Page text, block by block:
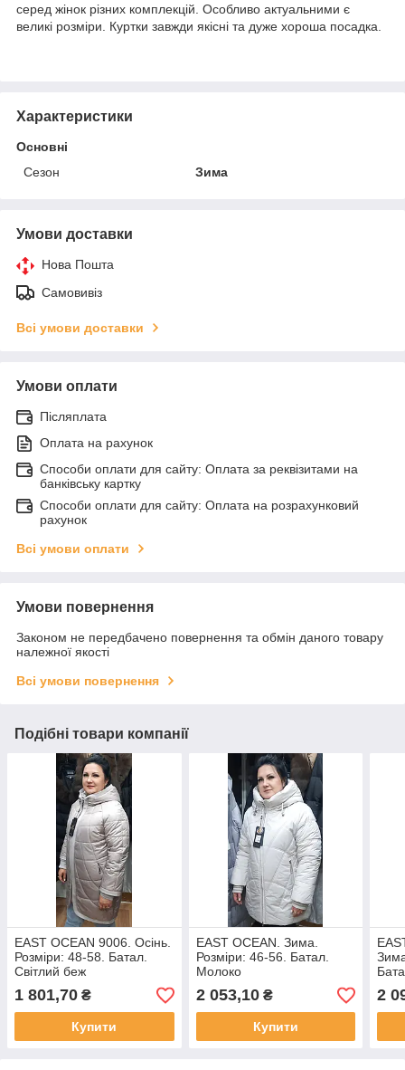
серед жінок різних комплекцій. Особливо актуальними є
великі розміри. Куртки завжди якісні та дуже хороша посадка.
Характеристики
Основні
Сезон
Зима
Умови доставки
Нова Пошта
Самовивіз
Всі умови доставки
Умови оплати
Післяплата
Оплата на рахунок
Способи оплати для сайту: Оплата за реквізитами на
банківську картку
Способи оплати для сайту: Оплата на розрахунковий
рахунок
Всі умови оплати
Умови повернення
Законом не передбачено повернення та обмін даного товару
належної якості
Всі умови повернення
Подібні товари компанії
EAST OCEAN 9006. Осінь.
Розміри: 48-58. Батал.
Світлий беж
1 801,70 ₴
Купити
EAST OCEAN. Зима.
Розміри: 46-56. Батал.
Молоко
2 053,10₴
Купити
2